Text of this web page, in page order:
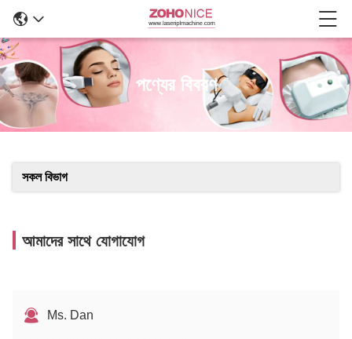
পণ্যের বিবরণ
সকল বিভাগ
আমাদের সাথে যোগাযোগ
Ms. Dan